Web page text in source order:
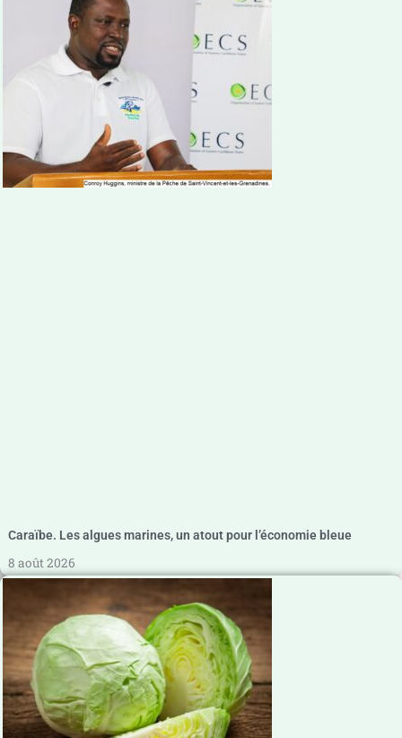
Caraïbe. Les algues marines, un atout pour l’économie bleue
8 août 2026